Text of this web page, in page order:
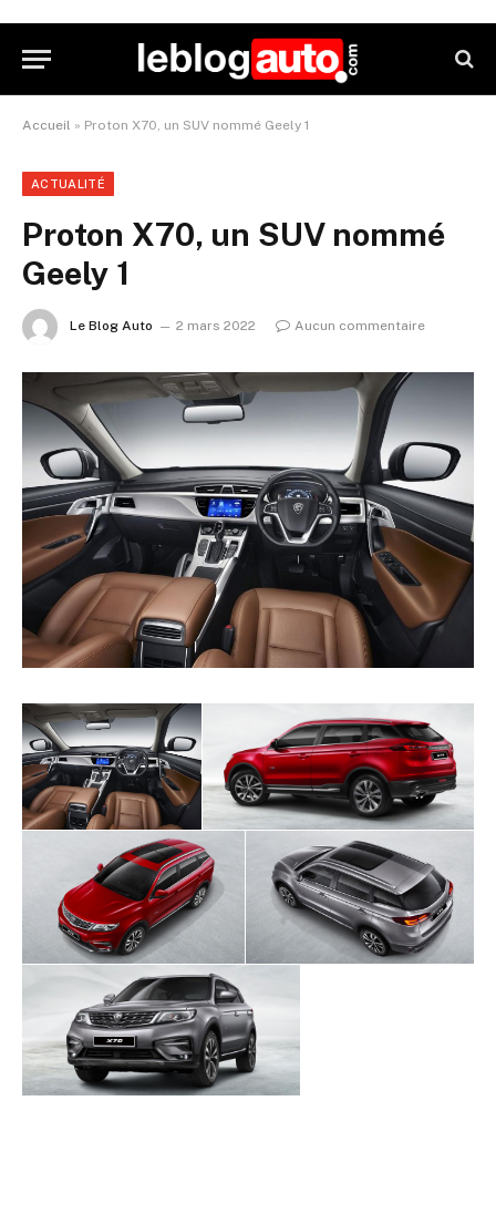
Accueil » Proton X70, un SUV nommé Geely 1
ACTUALITÉ
Proton X70, un SUV nommé
Geely 1
Le Blog Auto 2 mars 2022 Aucun commentaire